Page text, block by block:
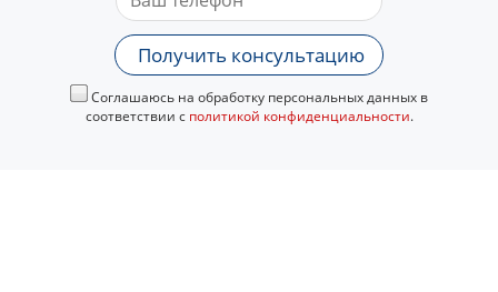
Получить консультацию
Соглашаюсь на обработку персональных данных в
соответствии с политикой конфиденциальности.